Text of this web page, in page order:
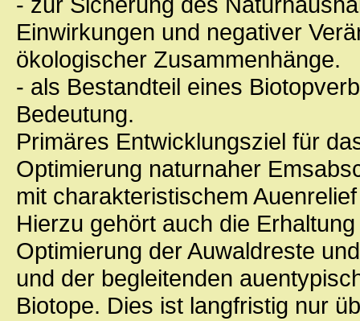
Einwirkungen und negativer
ökologischer Zusammenhänge.
- als Bestandteil eines
Bedeutung.
Primäres Entwicklungsziel für
Optimierung naturnaher
mit charakteristischem
Hierzu gehört auch die
Optimierung der Auwaldreste
und der begleitenden
Biotope. Dies ist langfristig nur